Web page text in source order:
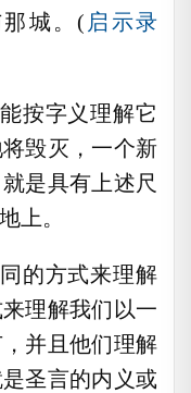
城。( 启示录
按字义理解它
毁灭，一个新
是具有上述尺
上。
的方式来理解
理解我们以一
并且他们理解
圣言的内义或